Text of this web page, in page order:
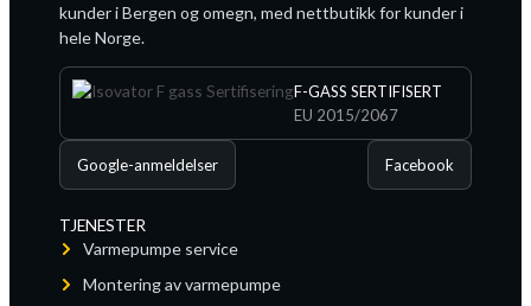
kunder i Bergen og omegn, med nettbutikk for kunder i
hele Norge.
F-GASS SERTIFISERT
EU 2015/2067
Google-anmeldelser Facebook
TJENESTER
Varmepumpe service
Montering av varmepumpe